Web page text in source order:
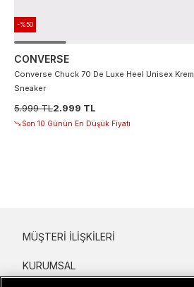
-%50
CONVERSE
Converse Chuck 70 De Luxe Heel Unisex Krem
Sneaker
5.999 TL2.999 TL
Son 10 Günün En Düşük Fiyatı
MÜŞTERI İLIŞKILERI
KURUMSAL